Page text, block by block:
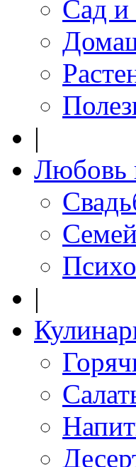
Сад и
|
Любовь
|